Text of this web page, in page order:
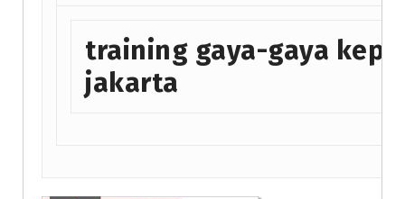
training gaya-gaya
jakarta